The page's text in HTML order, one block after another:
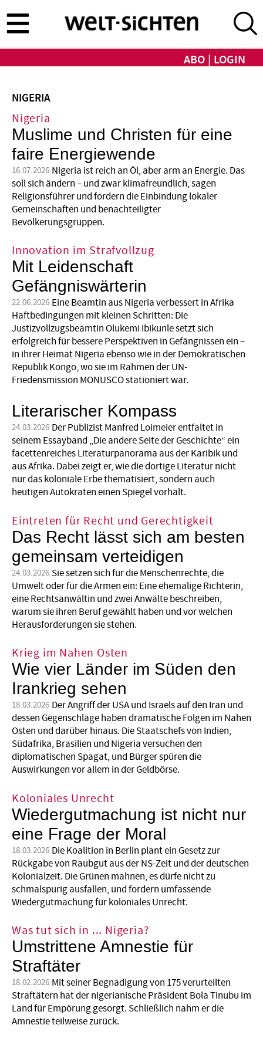
zum
Inhalt
ABO LOGIN
NIGERIA
Nigeria
Muslime und Christen für eine
faire Energiewende
16.07.2026 Nigeria ist reich an Öl, aber arm an Energie. Das
soll sich ändern – und zwar klimafreundlich, sagen
Religionsführer und fordern die Einbindung lokaler
Gemeinschaften und benachteiligter
Bevölkerungsgruppen.
Innovation im Strafvollzug
Mit Leidenschaft
Gefängniswärterin
22.06.2026 Eine Beamtin aus Nigeria verbessert in Afrika
Haftbedingungen mit kleinen Schritten: Die
Justizvollzugsbeamtin Olukemi Ibikunle setzt sich
erfolgreich für bessere Perspektiven in Gefängnissen ein –
in ihrer Heimat Nigeria ebenso wie in der Demokratischen
Republik Kongo, wo sie im Rahmen der UN-
Friedensmission MONUSCO stationiert war.
Literarischer Kompass
24.03.2026 Der Publizist Manfred Loimeier entfaltet in
seinem Essayband „Die andere Seite der Geschichte“ ein
facettenreiches Literaturpanorama aus der Karibik und
aus Afrika. Dabei zeigt er, wie die dortige Literatur nicht
nur das koloniale Erbe thematisiert, sondern auch
heutigen Autokraten einen Spiegel vorhält.
Eintreten für Recht und Gerechtigkeit
Das Recht lässt sich am besten
gemeinsam verteidigen
24.03.2026 Sie setzen sich für die Menschenrechte, die
Umwelt oder für die Armen ein: Eine ehemalige Richterin,
eine Rechtsanwältin und zwei Anwälte beschreiben,
warum sie ihren Beruf gewählt haben und vor welchen
Herausforderungen sie stehen.
Krieg im Nahen Osten
Wie vier Länder im Süden den
Irankrieg sehen
18.03.2026 Der Angriff der USA und Israels auf den Iran und
dessen Gegenschläge haben dramatische Folgen im Nahen
Osten und darüber hinaus. Die Staatschefs von Indien,
Südafrika, Brasilien und Nigeria versuchen den
diplomatischen Spagat, und Bürger spüren die
Auswirkungen vor allem in der Geldbörse.
Koloniales Unrecht
Wiedergutmachung ist nicht nur
eine Frage der Moral
18.03.2026 Die Koalition in Berlin plant ein Gesetz zur
Rückgabe von Raubgut aus der NS-Zeit und der deutschen
Kolonialzeit. Die Grünen mahnen, es dürfe nicht zu
schmalspurig ausfallen, und fordern umfassende
Wiedergutmachung für koloniales Unrecht.
Was tut sich in ... Nigeria?
Umstrittene Amnestie für
Straftäter
18.02.2026 Mit seiner Begnadigung von 175 verurteilten
Straftätern hat der nigerianische Präsident Bola Tinubu im
Land für Empörung gesorgt. Schließlich nahm er die
Amnestie teilweise zurück.